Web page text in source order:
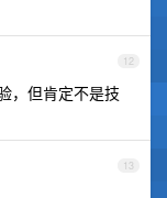
12
，但肯定不是技
13